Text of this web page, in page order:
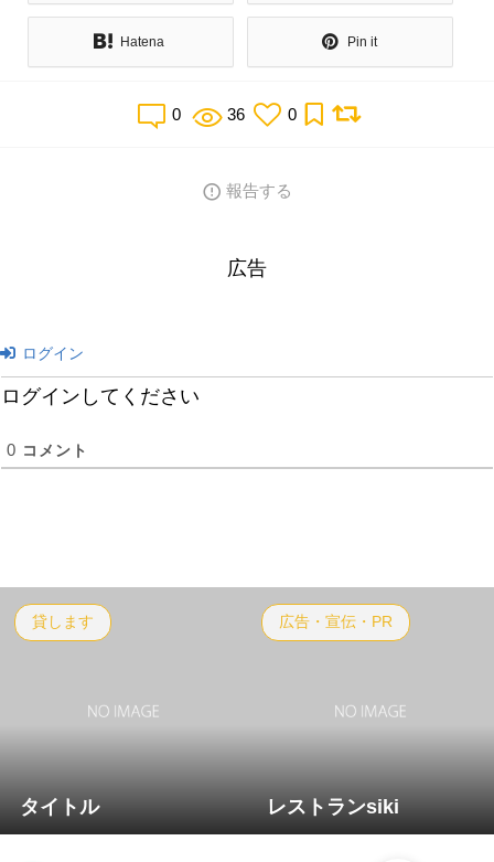
Hatena Pin it
0 36 0
報告する
広告
ログイン
ログインしてください
0 コメント
貸します
タイトル
広告・宣伝・PR
レストランsiki